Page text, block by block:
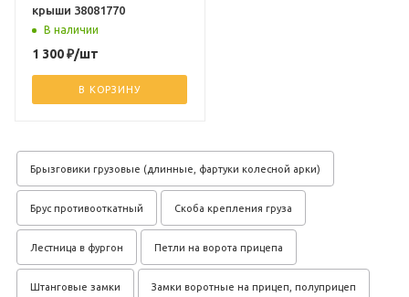
крыши 38081770
В наличии
1 300₽/шт
В КОРЗИНУ
Брызговики грузовые (длинные, фартуки колесной арки)
Брус противооткатный Скоба крепления груза
Лестница в фургон Петли на ворота прицепа
Штанговые замки Замки воротные на прицеп, полуприцеп